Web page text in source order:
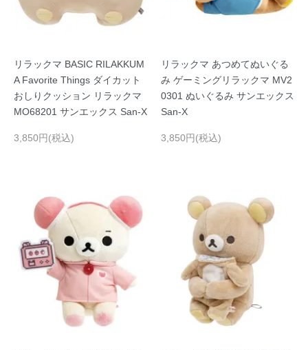
リラックマ BASIC RILAKKUM
A Favorite Things ダイカット
おしりクッション リラックマ
MO68201 サンエックス San-X
3,850円(税込)
リラックマ あつめてぬいぐる
み ゲーミングリラックマ MV2
0301 ぬいぐるみ サンエックス
San-X
3,850円(税込)